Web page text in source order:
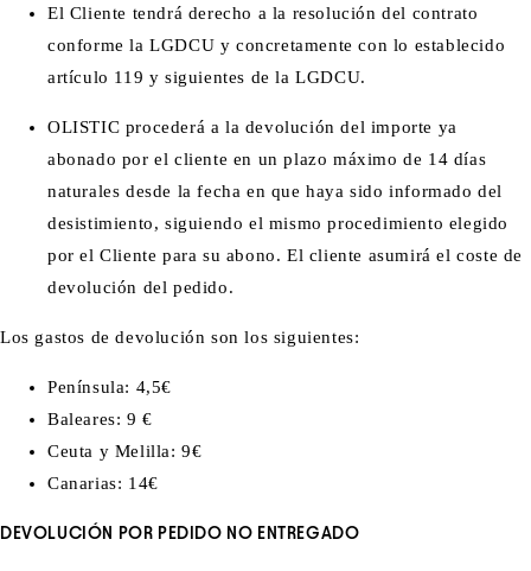
El Cliente tendrá derecho a la resolución del contrato
conforme la LGDCU y concretamente con lo establecido
artículo 119 y siguientes de la LGDCU.
OLISTIC procederá a la devolución del importe ya
abonado por el cliente en un plazo máximo de 14 días
naturales desde la fecha en que haya sido informado del
desistimiento, siguiendo el mismo procedimiento elegido
por el Cliente para su abono. El cliente asumirá el coste de
devolución del pedido.
Los gastos de devolución son los siguientes:
Península: 4,5€
Baleares: 9 €
Ceuta y Melilla: 9€
Canarias: 14€
DEVOLUCIÓN POR PEDIDO NO ENTREGADO